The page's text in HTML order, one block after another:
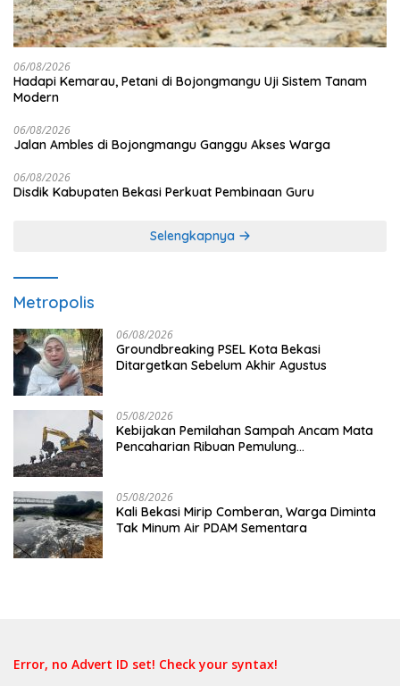
06/08/2026
Hadapi Kemarau, Petani di Bojongmangu Uji Sistem Tanam
Modern
06/08/2026
Jalan Ambles di Bojongmangu Ganggu Akses Warga
06/08/2026
Disdik Kabupaten Bekasi Perkuat Pembinaan Guru
Selengkapnya
Metropolis
06/08/2026
Groundbreaking PSEL Kota Bekasi
Ditargetkan Sebelum Akhir Agustus
05/08/2026
Kebijakan Pemilahan Sampah Ancam Mata
Pencaharian Ribuan Pemulung
05/08/2026
Kali Bekasi Mirip Comberan, Warga Diminta
Tak Minum Air PDAM Sementara
Error, no Advert ID set! Check your syntax!